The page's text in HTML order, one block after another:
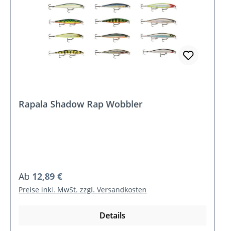
Rapala Shadow Rap Wobbler
Regulärer Preis:
Ab 12,89 €
Preise inkl. MwSt. zzgl. Versandkosten
Details